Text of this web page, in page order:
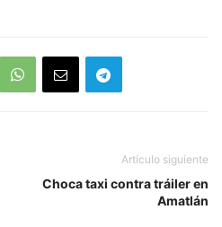
Artículo siguiente
Choca taxi contra tráiler en
Amatlán